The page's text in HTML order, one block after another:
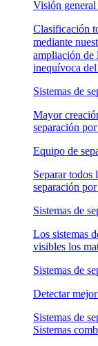
Visión general
Clasificación
mediante
ampliación
inequívoca
Sistemas de
Mayor
separación
Equipo de
Separar todos
separación
Sistemas de
Los sistemas
visibles los
Sistemas de
Detectar
Sistemas de
Sistemas